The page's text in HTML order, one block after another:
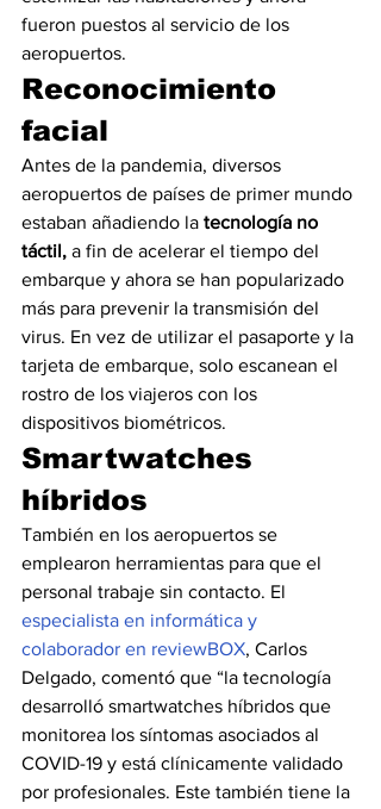
fueron puestos al servicio de los
aeropuertos.
Reconocimiento
facial
Antes de la pandemia, diversos
aeropuertos de países de primer mundo
estaban añadiendo la tecnología no
táctil, a fin de acelerar el tiempo del
embarque y ahora se han popularizado
más para prevenir la transmisión del
virus. En vez de utilizar el pasaporte y la
tarjeta de embarque, solo escanean el
rostro de los viajeros con los
dispositivos biométricos.
Smartwatches
híbridos
También en los aeropuertos se
emplearon herramientas para que el
personal trabaje sin contacto. El
especialista en informática y
colaborador en reviewBOX, Carlos
Delgado, comentó que “la tecnología
desarrolló smartwatches híbridos que
monitorea los síntomas asociados al
COVID-19 y está clínicamente validado
por profesionales. Este también tiene la